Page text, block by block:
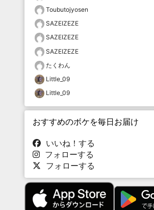
Toubutojyosen
SAZEIZEZE
SAZEIZEZE
SAZEIZEZE
たくわん
Little_09
Little_09
おすすめのボケを毎日お届け
いいね！する
フォローする
フォローする